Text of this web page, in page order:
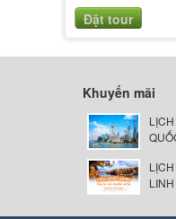
Khuyến mãi